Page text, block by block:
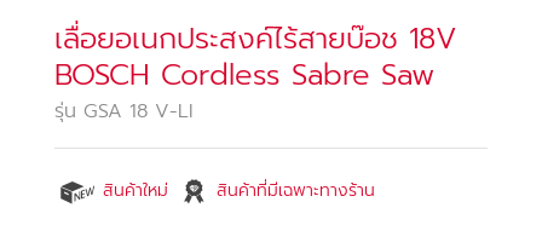
เลื่อยอเนกประสงค์ไร้สายบ๊อช 18V
BOSCH Cordless Sabre Saw
รุ่น GSA 18 V-LI
สินค้าใหม่
สินค้าที่มีเฉพาะทางร้าน